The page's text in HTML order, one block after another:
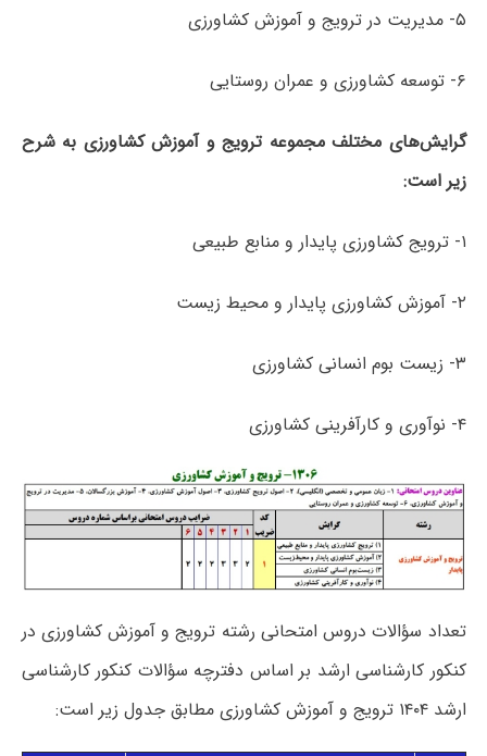
۵- مدیریت در ترویج و آموزش کشاورزی
۶- توسعه کشاورزی و عمران روستایی
گرایش‌های مختلف مجموعه ترویج و آموزش کشاورزی به شرح
زیر است:
۱- ترویج کشاورزی پایدار و منابع طبیعی
۲- آموزش کشاورزی پایدار و محیط زیست
۳- زیست بوم انسانی کشاورزی
۴- نوآوری و کارآفرینی کشاورزی
تعداد سؤالات دروس امتحانی رشته ترویج و آموزش کشاورزی در
کنکور کارشناسی ارشد بر اساس دفترچه سؤالات کنکور کارشناسی
ارشد ۱۴۰۴ ترویج و آموزش کشاورزی مطابق جدول زیر است: